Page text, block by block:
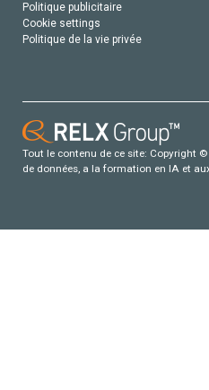
Politique publicitaire
Cookie settings
Politique de la vie privée
Tout le contenu de ce site: Copyright
de données, a la formation en IA et